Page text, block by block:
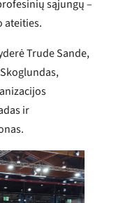
ir
jėga
tiek
sąjungų –
ateities.
Trude Sande,
ir